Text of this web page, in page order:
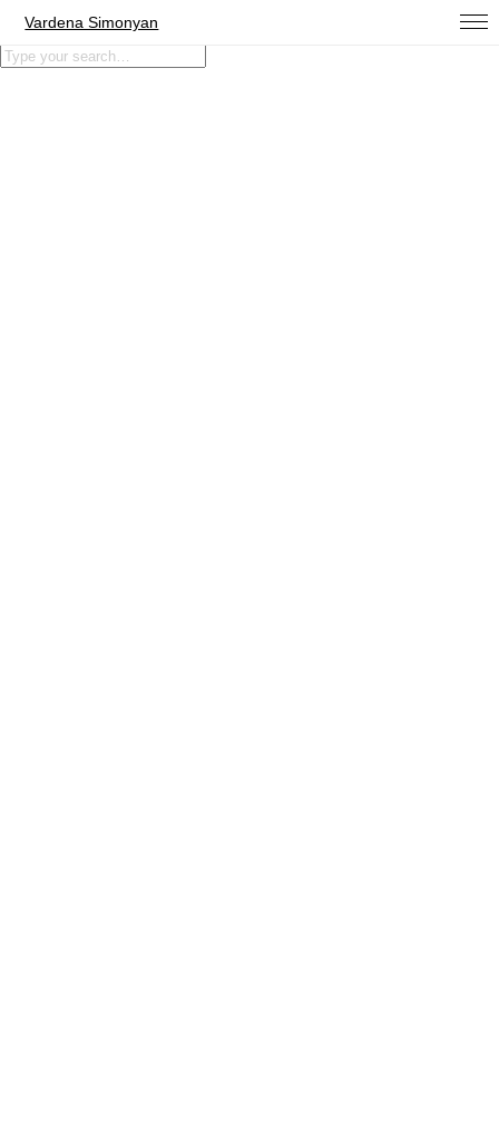
Vardena Simonyan